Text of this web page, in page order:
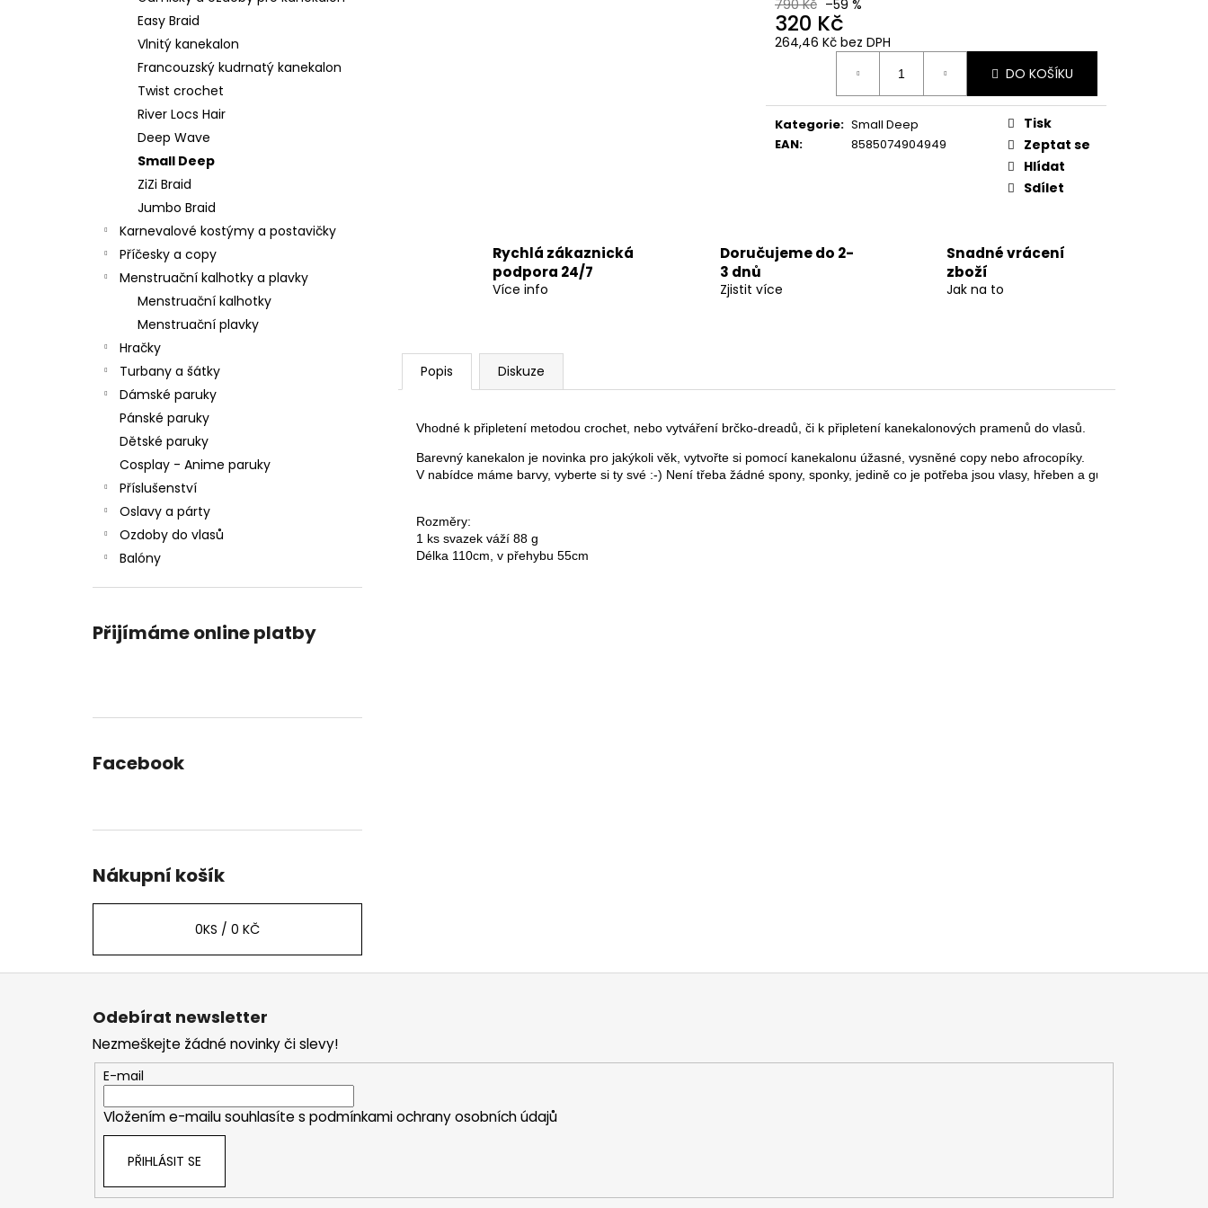
Easy Braid
Vlnitý kanekalon
Francouzský kudrnatý kanekalon
Twist crochet
River Locs Hair
Deep Wave
Small Deep
ZiZi Braid
Jumbo Braid
Karnevalové kostýmy a postavičky
Příčesky a copy
Menstruační kalhotky a plavky
Menstruační kalhotky
Menstruační plavky
Hračky
Turbany a šátky
Dámské paruky
Pánské paruky
Dětské paruky
Cosplay - Anime paruky
Příslušenství
Oslavy a párty
Ozdoby do vlasů
Balóny
Přijímáme online platby
Facebook
Nákupní košík
0KS / 0 KČ
790 Kč –59 %
320 Kč
264,46 Kč bez DPH
DO KOŠÍKU
Kategorie: Small Deep
EAN: 8585074904949
Tisk
Zeptat se
Hlídat
Sdílet
Rychlá zákaznická
podpora 24/7
Více info
Doručujeme do 2-
3 dnů
Zjistit více
Snadné vrácení
zboží
Jak na to
Popis Diskuze
Vhodné k připletení metodou crochet, nebo vytváření brčko-dreadů, či k připletení kanekalonových pramenů do vlasů.
Barevný kanekalon je novinka pro jakýkoli věk, vytvořte si pomocí kanekalonu úžasné, vysněné copy nebo afrocopíky.
V nabídce máme barvy, vyberte si ty své :-) Není třeba žádné spony, sponky, jedině co je potřeba jsou vlasy, hřeben a gumička na závěr :-)
Rozměry:
1 ks svazek váží 88 g
Délka 110cm, v přehybu 55cm
Odebírat newsletter
Nezmeškejte žádné novinky či slevy!
E-mail
Vložením e-mailu souhlasíte s podmínkami ochrany osobních údajů
PŘIHLÁSIT SE